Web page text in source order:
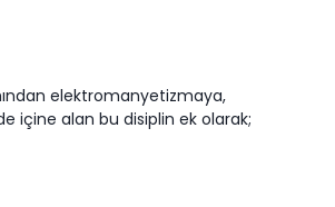
elektromanyetizmaya,
içine alan bu disiplin ek olarak;